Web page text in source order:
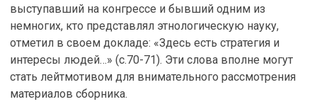
выступавший на конгрессе и бывший одним из
немногих, кто представлял этнологическую науку,
отметил в своем докладе: «Здесь есть стратегия и
интересы людей…» (с.70-71). Эти слова вполне могут
стать лейтмотивом для внимательного рассмотрения
материалов сборника.